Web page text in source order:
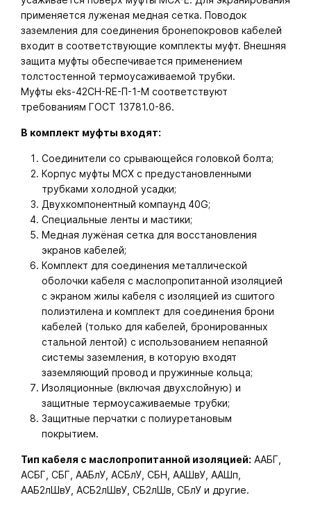
применяется луженая медная сетка. Поводок
заземления для соединения бронепокровов кабелей
входит в соответствующие комплекты муфт. Внешняя
защита муфты обеспечивается применением
толстостенной термоусаживаемой трубки.
Муфты eks-42CH-RE-П-1-M соответствуют
требованиям ГОСТ 13781.0-86.
В комплект муфты входят:
Соединители со срывающейся головкой болта;
Корпус муфты МСХ с предустановленными
трубками холодной усадки;
Двухкомпонентный компаунд 40G;
Специальные ленты и мастики;
Медная лужёная сетка для восстановления
экранов кабелей;
Комплект для соединения металлической
оболочки кабеля с маслопропитанной изоляцией
с экраном жилы кабеля с изоляцией из сшитого
полиэтилена и комплект для соединения брони
кабелей (только для кабелей, бронированных
стальной лентой) с использованием непаяной
системы заземления, в которую входят
заземляющий провод и пружинные кольца;
Изоляционные (включая двухслойную) и
защитные термоусаживаемые трубки;
Защитные перчатки с полиуретановым
покрытием.
Тип кабеля с маслопропитанной изоляцией: ААБГ,
АСБГ, СБГ, ААБлУ, АСБлУ, СБН, ААШвУ, ААШп,
ААБ2лШвУ, АСБ2лШвУ, СБ2лШв, СБлУ и другие.